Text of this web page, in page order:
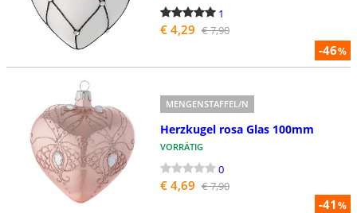
-46%
1
€ 4,29 € 7,90
-41%
MENGENSTAFFEL/N
Herzkugel rosa Glas 100mm
VORRÄTIG
0
€ 4,69 € 7,90